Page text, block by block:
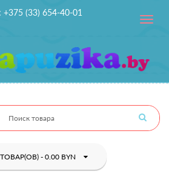
+375 (33) 654-40-01
Toggle
- 0.00 BYN